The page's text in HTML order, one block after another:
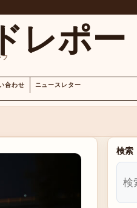
レポー
合わせ ニュースレター
検索